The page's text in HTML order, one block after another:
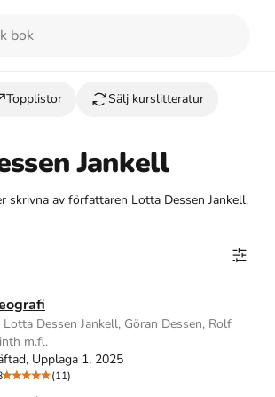
Topplistor Sälj kurslitteratur
Jankell
skrivna av författaren Lotta Dessen Jankell.
Lotta Dessen Jankell, Göran Dessen, Rolf
m.fl.
Upplaga 1, 2025
(11)